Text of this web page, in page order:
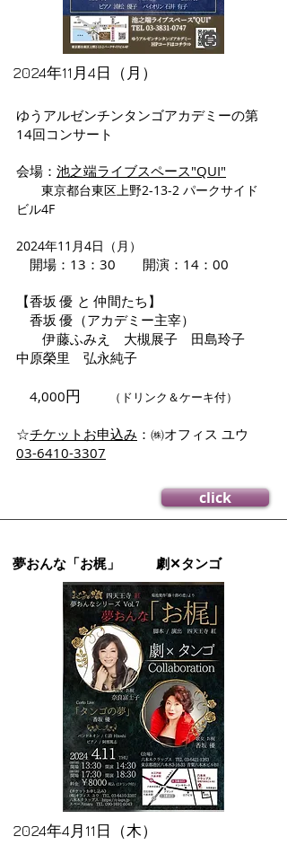
2024年11月4日（月）
ゆうアルゼンチンタンゴアカデミーの第
14回コンサート
会場： 池之端ライブスペース"QUI"
東京都台東区上野2-13-2 パークサイド
ビル4F
2024年11月4日（月）
開場：13：30 開演：14：00
【香坂 優 と 仲間たち】
香坂 優（アカデミー主宰）
伊藤ふみえ 大槻展子 田島玲子
中原榮里 弘永純子
4,000円 （ドリンク＆ケーキ付）
​☆チケットお申込み ：㈱オフィス ユウ
03-6410-3307
click
夢おんな「お梶」 劇✕タンゴ
2024年4月11日（木）